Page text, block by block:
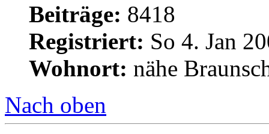
Beiträge: 8418
Registriert: So 4. Jan
Wohnort: nähe
Nach oben